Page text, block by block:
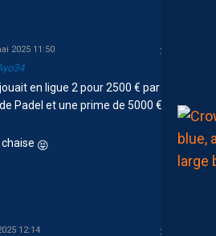
2025 11:50
en ligue 2 pour 2500 € par
Padel et une prime de 5000 € par
😝
12:14